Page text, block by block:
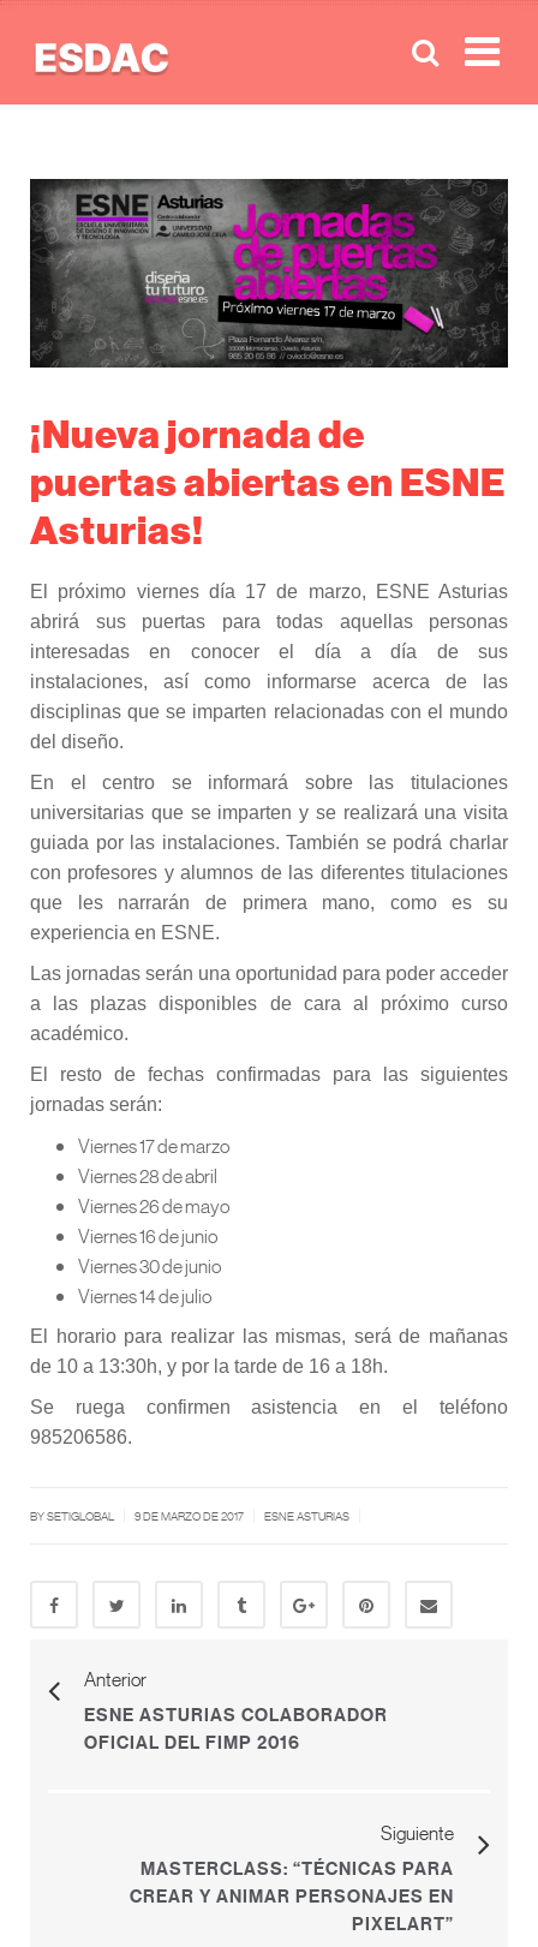
¡Nueva jornada de
puertas abiertas en ESNE
Asturias!
El próximo viernes día 17 de marzo, ESNE Asturias
abrirá sus puertas para todas aquellas personas
interesadas en conocer el día a día de sus
instalaciones, así como informarse acerca de las
disciplinas que se imparten relacionadas con el mundo
del diseño.
En el centro se informará sobre las titulaciones
universitarias que se imparten y se realizará una visita
guiada por las instalaciones. También se podrá charlar
con profesores y alumnos de las diferentes titulaciones
que les narrarán de primera mano, como es su
experiencia en ESNE.
Las jornadas serán una oportunidad para poder acceder
a las plazas disponibles de cara al próximo curso
académico.
El resto de fechas confirmadas para las siguientes
jornadas serán:
Viernes 17 de marzo
Viernes 28 de abril
Viernes 26 de mayo
Viernes 16 de junio
Viernes 30 de junio
Viernes 14 de julio
El horario para realizar las mismas, será de mañanas
de 10 a 13:30h, y por la tarde de 16 a 18h.
Se ruega confirmen asistencia en el teléfono
985206586.
BY SETIGLOBAL 9 DE MARZO DE 2017 ESNE ASTURIAS
Anterior
ESNE ASTURIAS COLABORADOR
OFICIAL DEL FIMP 2016
Siguiente
MASTERCLASS: “TÉCNICAS PARA
CREAR Y ANIMAR PERSONAJES EN
PIXELART”